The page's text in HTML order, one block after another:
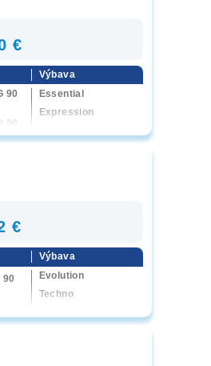
€
90
90
Výbava
Essential
Expression
€
90
Výbava
Evolution
Techno